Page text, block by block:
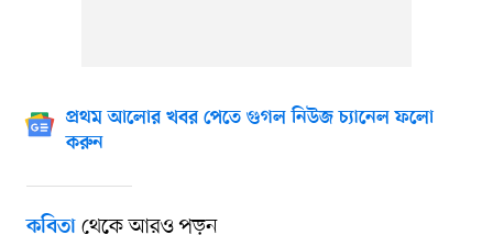
প্রথম আলোর খবর পেতে গুগল নিউজ চ্যানেল ফলো
করুন
কবিতাথেকে আরও পড়ুন